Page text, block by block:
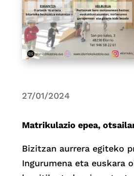
27/01/2024
Matrikulazio epea,
Bizitzan aurrera egiteko
Ingurumena eta euskara